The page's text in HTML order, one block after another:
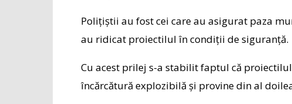
Polițiștii au fost cei care au asigurat paza
au ridicat proiectilul în condiții de siguranță.
Cu acest prilej s-a stabilit faptul că
încărcătură explozibilă și provine din al